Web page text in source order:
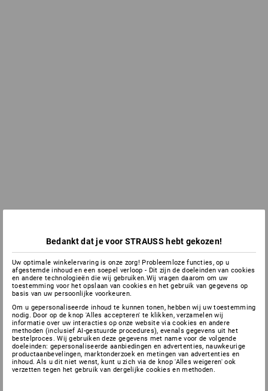
Bedankt dat je voor STRAUSS hebt gekozen!
Uw optimale winkelervaring is onze zorg! Probleemloze functies, op u
afgestemde inhoud en een soepel verloop - Dit zijn de doeleinden van cookies
en andere technologieën die wij gebruiken.Wij vragen daarom om uw
toestemming voor het opslaan van cookies en het gebruik van gegevens op
basis van uw persoonlijke voorkeuren.
Om u gepersonaliseerde inhoud te kunnen tonen, hebben wij uw toestemming
nodig. Door op de knop 'Alles accepteren' te klikken, verzamelen wij
informatie over uw interacties op onze website via cookies en andere
methoden (inclusief AI-gestuurde procedures), evenals gegevens uit het
bestelproces. Wij gebruiken deze gegevens met name voor de volgende
doeleinden: gepersonaliseerde aanbiedingen en advertenties, nauwkeurige
productaanbevelingen, marktonderzoek en metingen van advertenties en
inhoud. Als u dit niet wenst, kunt u zich via de knop 'Alles weigeren' ook
verzetten tegen het gebruik van dergelijke cookies en methoden.